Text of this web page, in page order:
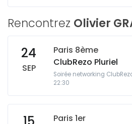
Rencontrez Olivier
24
SEP
Paris 8ème
ClubRezo Pluriel
Soirée networking
22:30
Paris 1er